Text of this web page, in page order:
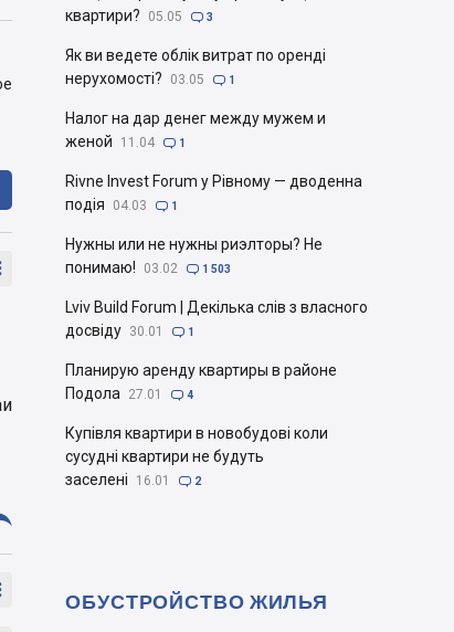
квартири?
05.05  3
Як ви ведете облік витрат по оренді
нерухомості?
03.05  1
Налог на дар денег между мужем и
женой
11.04  1
Rivne Invest Forum у Рівному — дводенна
подія
04.03  1
Нужны или не нужны риэлторы? Не
понимаю!
03.02  1 503
Lviv Build Forum | Декілька слів з власного
досвіду 30.01  1
Планирую аренду квартиры в районе
Подола
27.01  4
Купівля квартири в новобудові коли
сусудні квартири не будуть
заселені
16.01  2
ОБУСТРОЙСТВО ЖИЛЬЯ